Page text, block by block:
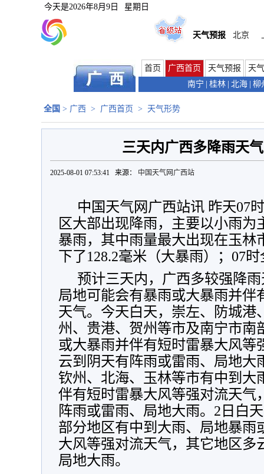
今天是2026年8月9日 星期日
天气预报 北京
首页 广西首页 天气预报
天
南宁
桂林 北海 柳
全国 > 广西 > 广西首页 > 天气形势
三天内广西多降雨天
2025-08-01 07:53:41 来源： 中国天气网广西站
中国天气网广西站讯 昨天07
区大部出现降雨，主要以小雨为
暴雨，其中雨量最大出现在玉林
下了128.2毫米（大暴雨）；07
预计三天内，广西多较强降
局地可能会有暴雨或大暴雨并伴
天气。今天白天，崇左、防城港
州、贵港、贺州等市及南宁市南
或大暴雨并伴有短时雷暴大风等
云到阴天有阵雨或雷雨、局地大
钦州、北海、玉林等市有中到大
伴有短时雷暴大风等强对流天气
阵雨或雷雨、局地大雨。2日白
部分地区有中到大雨、局地暴雨
大风等强对流天气，其它地区多
局地大雨。